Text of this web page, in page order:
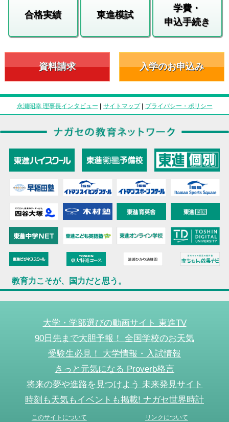
合格実績 東進模試
学費・
申込手続き
資料請求 入学のお申込み
永瀬昭幸 理事長インタビュー | サイトマップ| プライバシー・ポリシー
教育力こそが、国力だと思う。
大学・学部選びの動画サイト 東進TV
90日先まで大胆予報！ 全国学校のお天気
受験生必見！ 大学情報・入試情報
きっと元気になる Proverb格言
将来の夢や進路を見つけよう 未来発見サイト
時刻も天気もイベントも掲載! ナガセ世界時計
このサイトについて リンクについて